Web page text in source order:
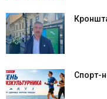
Спорт-